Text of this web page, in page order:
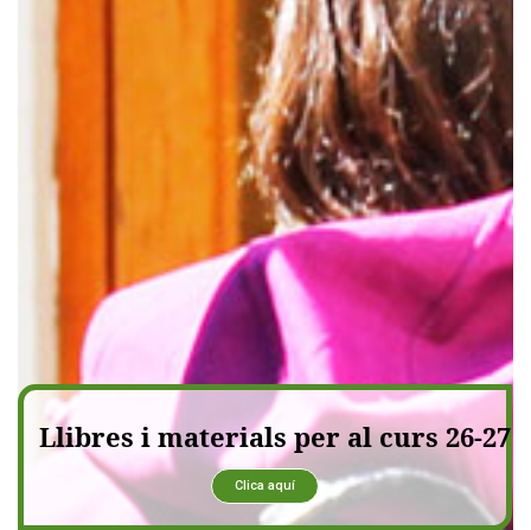
Clica aquí
Llibres i materials per al curs 26-27